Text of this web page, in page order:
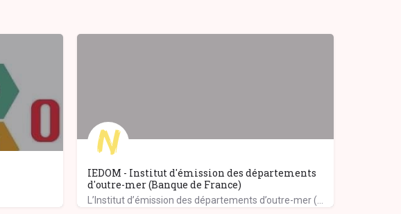
IEDOM - Institut d'émission des départements
d'outre-mer (Banque de France)
L’Institut d’émission des départements d’outre-mer (IEDOM) exerce ses missions au sein de l’eurosystème,…